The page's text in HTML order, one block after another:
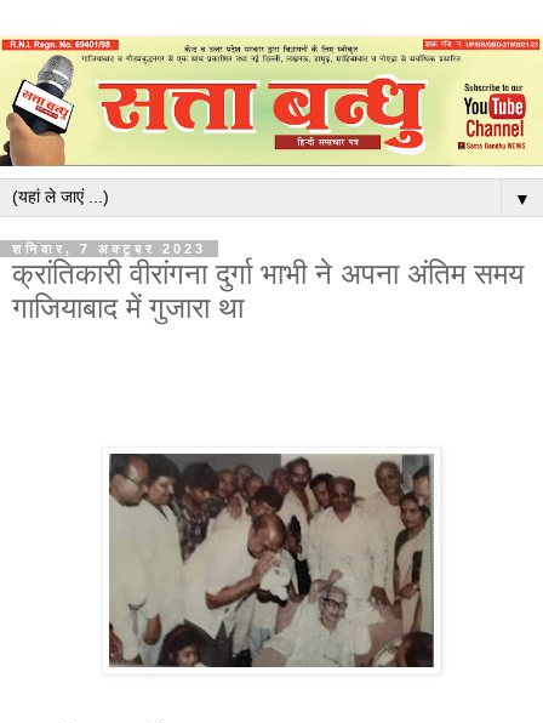
▼
शनिवार, 7 अक्टूबर 2023
क्रांतिकारी वीरांगना दुर्गा भाभी ने अपना अंतिम समय
गाजियाबाद में गुजारा था